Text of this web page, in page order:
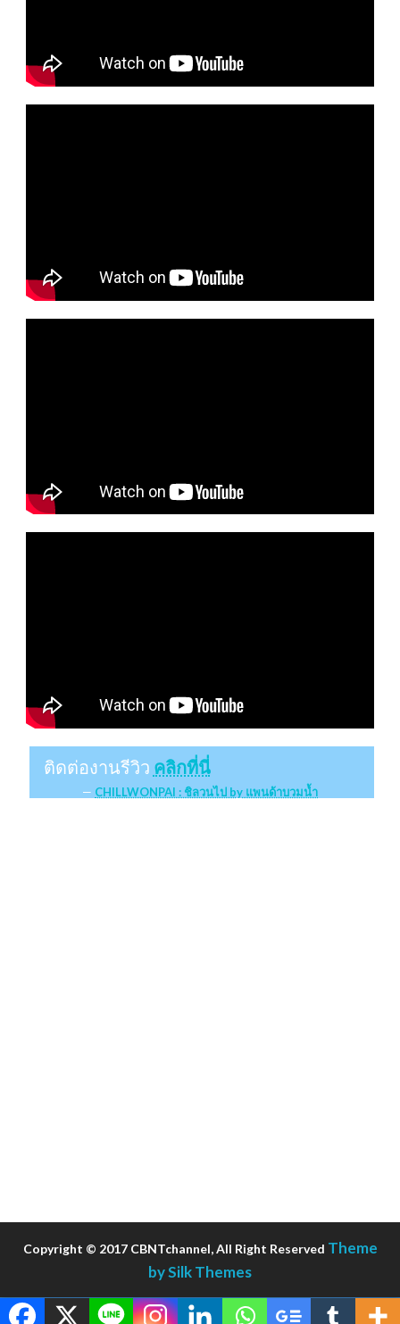
ติดต่องานรีวิว คลิกที่นี่
CHILLWONPAI : ชิลวนไป by แพนด้าบวมน้ำ
Copyright © 2017 CBNTchannel, All Right Reserved Theme
by Silk Themes